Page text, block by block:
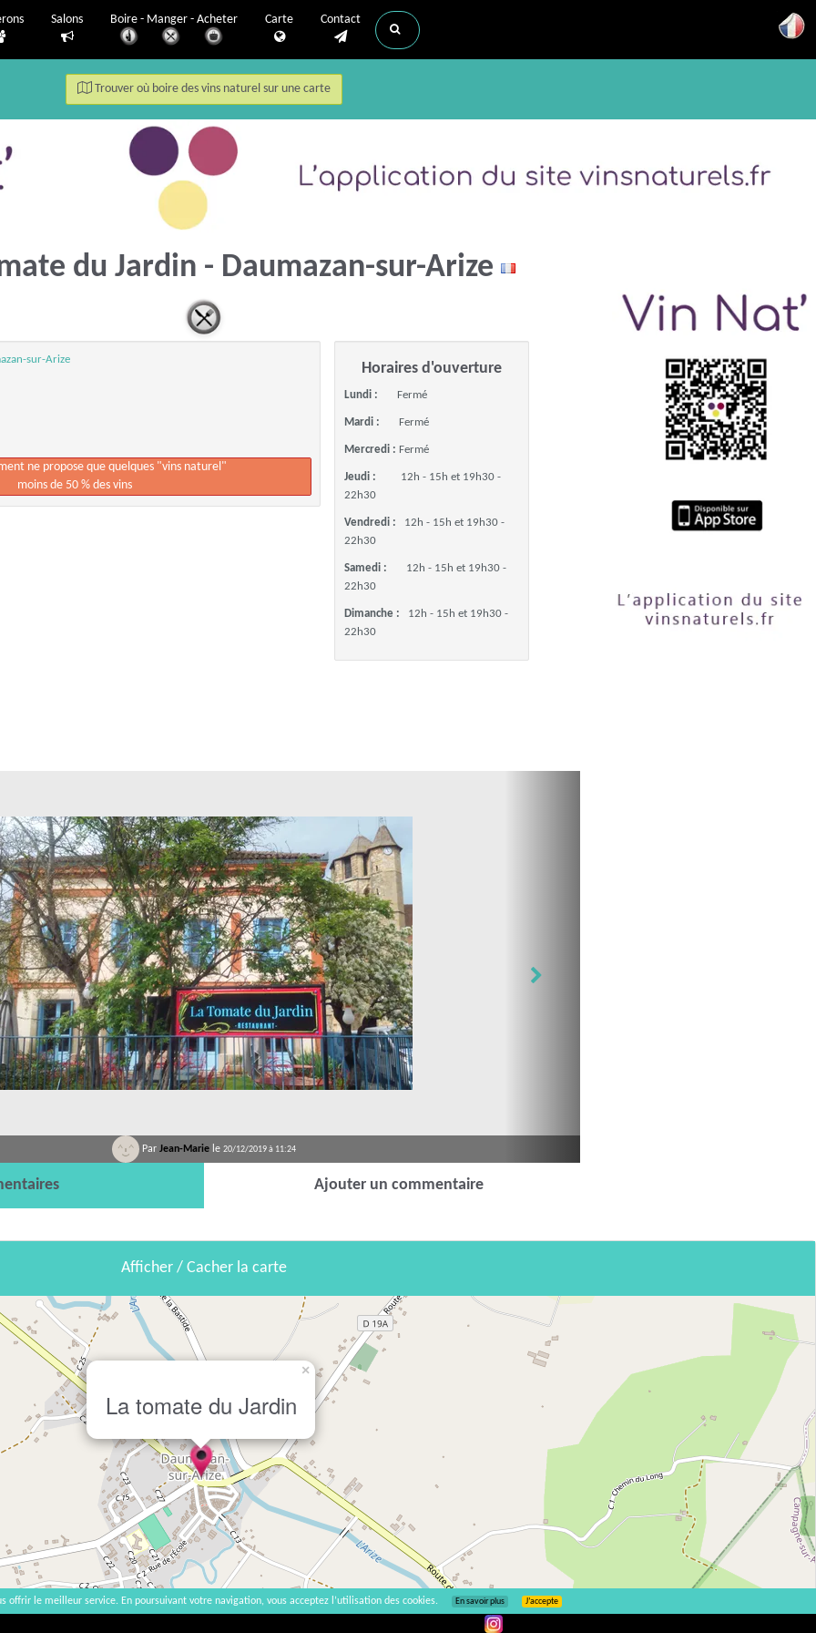
Salons Boire - Manger - Acheter Carte Contact
Trouver où boire des vins naturel sur une carte
du Jardin - Daumazan-sur-Arize
sur-Arize
ne propose que quelques "vins naturel"
moins de 50 % des vins
Horaires d'ouverture
Lundi : Fermé
Mardi : Fermé
Mercredi : Fermé
Jeudi :
12h - 15h et 19h30 -
22h30
Vendredi :
12h - 15h et 19h30 -
22h30
Samedi :
12h - 15h et 19h30 -
22h30
Dimanche :
12h - 15h et 19h30 -
22h30
Par Jean-Marie le 20/12/2019 à 11:24
Ajouter un commentaire
Afficher / Cacher la carte
La tomate du Jardin
×
offrir le meilleur service. En poursuivant votre navigation, vous acceptez l’utilisation des cookies. En savoir plus J’accepte